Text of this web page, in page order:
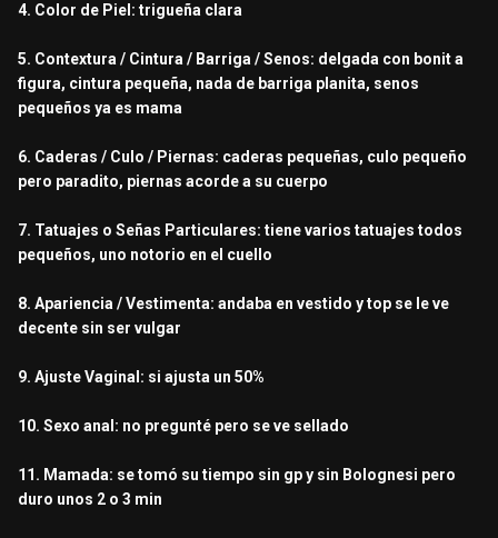
4. Color de Piel: trigueña clara
5. Contextura / Cintura / Barriga / Senos: delgada con bonit a
figura, cintura pequeña, nada de barriga planita, senos
pequeños ya es mama
6. Caderas / Culo / Piernas: caderas pequeñas, culo pequeño
pero paradito, piernas acorde a su cuerpo
7. Tatuajes o Señas Particulares: tiene varios tatuajes todos
pequeños, uno notorio en el cuello
8. Apariencia / Vestimenta: andaba en vestido y top se le ve
decente sin ser vulgar
9. Ajuste Vaginal: si ajusta un 50%
10. Sexo anal: no pregunté pero se ve sellado
11. Mamada: se tomó su tiempo sin gp y sin Bolognesi pero
duro unos 2 o 3 min